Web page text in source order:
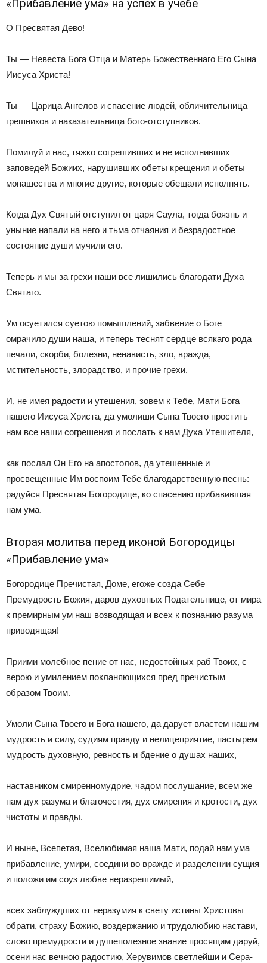
«Прибавление ума» на успех в учебе
О Пресвятая Дево!
Ты — Невеста Бога От­ца и Матерь Божественнаго Его Сына
Иисуса Христа!
Ты — Царица Ангелов и спа­сение людей, обличительница
грешников и наказательница бого-отступников.
Помилуй и нас, тяжко согрешивших и не исполнив­ших
заповедей Божиих, нарушивших обеты крещения и обеты
монашества и многие дру­гие, которые обещали исполнять.
Когда Дух Святый отступил от царя Саула, тогда боязнь и
уныние напали на него и тьма отчаяния и безрадостное
состояние души мучили его.
Теперь и мы за грехи наши все лишились благодати Духа
Святаго.
Ум осуетился суетою помышлений, забвение о Боге
омрачило ду­ши наша, и теперь теснят сердце всякаго ро­да
печали, скорби, болезни, ненависть, зло, вражда,
мстительность, злорадство, и прочие грехи.
И, не имея радости и утешения, зовем к Тебе, Мати Бога
нашего Иисуса Христа, да умолиши Сына Твоего простить
нам все на­ши согрешения и послать к нам Духа Утеши­теля,
как послал Он Его на апостолов, да уте­шенные и
просвещенные Им воспоим Тебе благодарственную песнь:
радуйся Пресвятая Богородице, ко спасению прибавившая
нам ума.
Вторая молитва перед иконой Богородицы
«Прибавление ума»
Богородице Пречистая, Доме, егоже созда Себе
Премудрость Божия, даров духовных Подательнице, от мира
к премирным ум наш возводящая и всех к познанию разума
приводящая!
Приими молебное пение от нас, недостойных раб Твоих, с
верою и умилением покланяющихся пред пречистым
образом Твоим.
Умоли Сына Твоего и Бога нашего, да дарует властем нашим
мудрость и силу, судиям правду и нелицеприятие, пастырем
мудрость духовную, ревность и бдение о душах наших,
наставником смиренномудрие, чадом послушание, всем же
нам дух разума и благочестия, дух смирения и кротости, дух
чистоты и правды.
И ныне, Всепетая, Вселюбимая наша Мати, подай нам ума
прибавление, умири, соедини во вражде и разделении сущия
и положи им соуз любве неразрешимый,
всех заблуждших от неразумия к свету истины Христовы
обрати, страху Божию, воздержанию и трудолюбию настави,
слово премудрости и душеполезное знание просящим даруй,
осени нас вечною радостию, Херувимов светлейши и Сера­